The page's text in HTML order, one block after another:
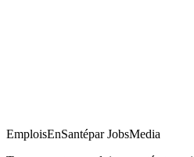
EmploisEnSantépar JobsMedia